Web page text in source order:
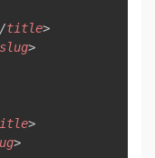
title>
slug>
>
>